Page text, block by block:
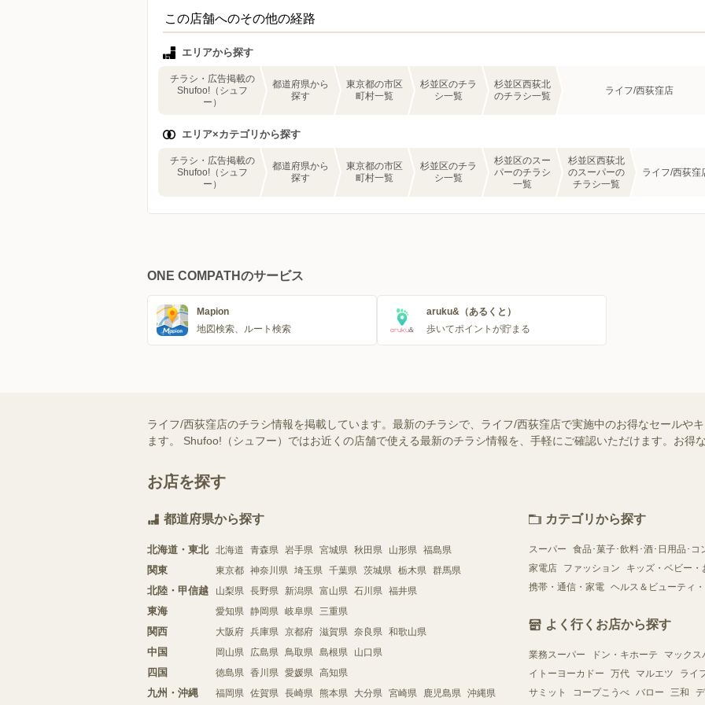
この店舗へのその他の経路
エリアから探す
チラシ・広告掲載の
Shufoo!（シュフ
ー）
都道府県から
探す
東京都の市区
町村一覧
杉並区のチラ
シ一覧
杉並区西荻北
のチラシ一覧
ライフ/西荻窪店
エリア×カテゴリから探す
チラシ・広告掲載の
Shufoo!（シュフ
ー）
都道府県から
探す
東京都の市区
町村一覧
杉並区のチラ
シ一覧
杉並区のスー
パーのチラシ
一覧
杉並区西荻北
のスーパーの
チラシ一覧
ライフ/西荻窪
ONE COMPATHのサービス
Mapion
地図検索、ルート検索
aruku&（あるくと）
歩いてポイントが貯まる
ライフ/西荻窪店のチラシ情報を掲載しています。最新のチラシで、ライフ/西荻窪店で実施中のお得なセールや
ます。 Shufoo!（シュフー）ではお近くの店舗で使える最新のチラシ情報を、手軽にご確認いただけます。お得
お店を探す
都道府県から探す
北海道・東北 北海道 青森県 岩手県 宮城県 秋田県 山形県 福島県
関東 東京都 神奈川県 埼玉県 千葉県 茨城県 栃木県 群馬県
北陸・甲信越 山梨県 長野県 新潟県 富山県 石川県 福井県
東海 愛知県 静岡県 岐阜県 三重県
関西 大阪府 兵庫県 京都府 滋賀県 奈良県 和歌山県
中国 岡山県 広島県 鳥取県 島根県 山口県
四国 徳島県 香川県 愛媛県 高知県
九州・沖縄 福岡県 佐賀県 長崎県 熊本県 大分県 宮崎県 鹿児島県 沖縄県
カテゴリから探す
スーパー
食品･菓子･飲料･酒･日用品･コ
家電店
ファッション
キッズ・ベビー・
携帯・通信・家電 ヘルス＆ビューティ
よく行くお店から探す
業務スーパー ドン・キホーテ
マックス
イトーヨーカドー
万代 マルエツ
ライ
サミット
コープこうべ バロー 三和